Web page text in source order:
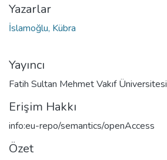
Yazarlar
İslamoğlu, Kübra
Yayıncı
Fatih Sultan Mehmet Vakıf Üniversitesi
Erişim Hakkı
info:eu-repo/semantics/openAccess
Özet